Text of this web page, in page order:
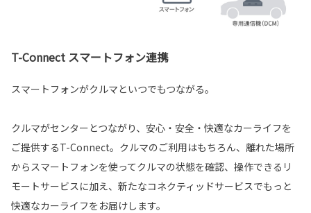
T-Connect スマートフォン連携
スマートフォンがクルマといつでもつながる。
クルマがセンターとつながり、安心・安全・快適なカーライフを
ご提供するT-Connect。クルマのご利用はもちろん、離れた場所
からスマートフォンを使ってクルマの状態を確認、操作できるリ
モートサービスに加え、新たなコネクティッドサービスでもっと
快適なカーライフをお届けします。